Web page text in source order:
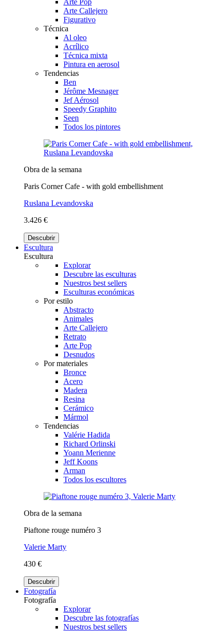
Arte Callejero
Figurativo
Técnica
Al oleo
Acrílico
Técnica mixta
Pintura en aerosol
Tendencias
Ben
Jérôme Mesnager
Jef Aérosol
Speedy Graphito
Seen
Todos los pintores
Obra de la semana
Paris Corner Cafe - with gold embellishment
Ruslana Levandovska
3.426 €
Descubrir
Escultura
Escultura
Explorar
Descubre las esculturas
Nuestros best sellers
Esculturas económicas
Por estilo
Abstracto
Animales
Arte Callejero
Retrato
Arte Pop
Desnudos
Por materiales
Bronce
Acero
Madera
Resina
Cerámico
Mármol
Tendencias
Valérie Hadida
Richard Orlinski
Yoann Merienne
Jeff Koons
Arman
Todos los escultores
Obra de la semana
Piaftone rouge numéro 3
Valerie Marty
430 €
Descubrir
Fotografía
Fotografía
Explorar
Descubre las fotografías
Nuestros best sellers